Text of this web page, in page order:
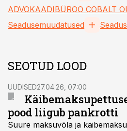
ADVOKAADIBÜROO COBALT
Seadusemuudatused
Seadus
SEOTUD LOOD
UUDISED27.04.26, 07:00
pood liigub pankrotti
Suure maksuvõla ja